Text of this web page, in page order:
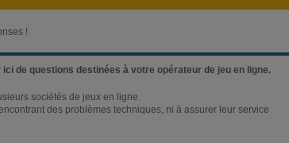
!
de questions destinées à votre opérateur de jeu en ligne.
sociétés de jeux en ligne.
des problèmes techniques, ni à assurer leur service